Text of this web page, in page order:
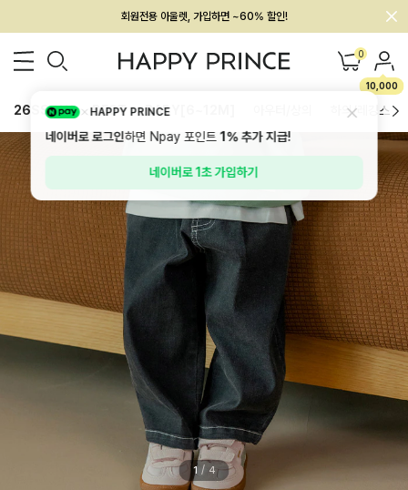
회원전용 아울렛, 가입하면 ~60% 할인!
멤버십 최대 28,000원 혜택 0
10,000
26SS 신상 BEST BABY[6~12M] 하의/레깅스
1 / 4
HAPPY PRINCE
네이버로 로그인하면 Npay 포인트1%추가 지급!
네이버로 1초 가입하기